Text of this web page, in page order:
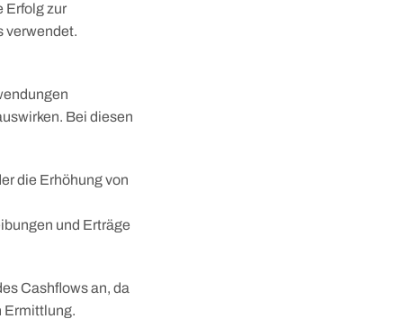
Erfolg zur
verwendet.
Bei diesen
die Erhöhung von
und Erträge
Cashflows an, da
Ermittlung.